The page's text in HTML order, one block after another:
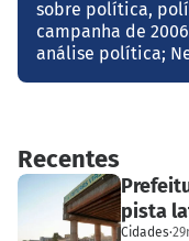
sobre política,
campanha de
análise política;
Recentes
pista
Cidades·